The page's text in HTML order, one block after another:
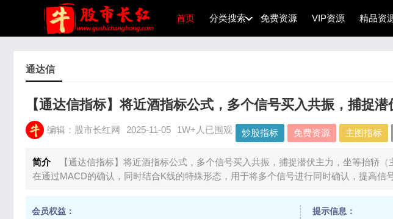
首页 分类搜索 免费资源 VIP资源 精品资
通达信
【通达信指标】将近酒指标公式，多个信号买入共振，捕捉
编辑：股市长红网 2025-11-05 1W+人已围观 炒股指标 免费资源 主图指标
简介
【通达信指标】将近酒指标公式，多个信号买入共振，捕捉潜伏主力，坐等抬轿
在通过MACD的确认，同时结合K线的特殊形态，用于将多个信号进行同时确认，提高信
会员权益： 提示信息：